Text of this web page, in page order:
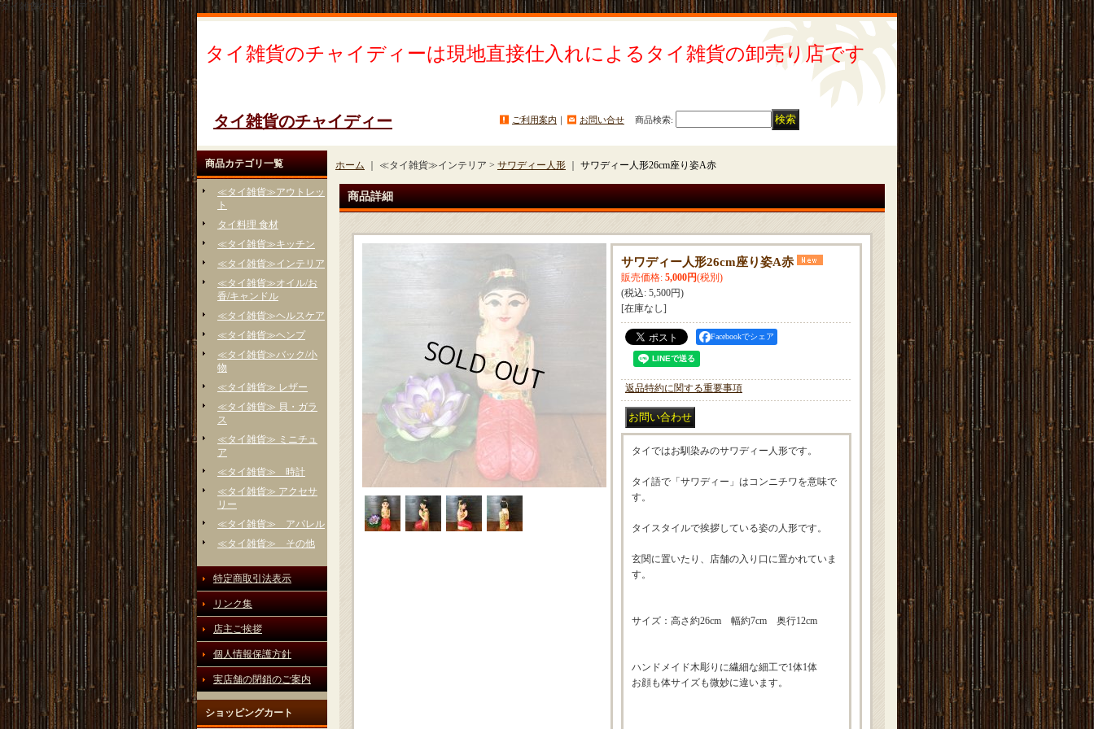
タイ雑貨のチャイディー
タイ雑貨のチャイディーは現地直接仕入れによるタイ雑貨の卸売り店です
タイ雑貨のチャイディー ご利用案内 ｜ お問い合せ 商品検索:
商品カテゴリ一覧
≪タイ雑貨≫アウトレッ
ト
タイ料理 食材
≪タイ雑貨≫キッチン
≪タイ雑貨≫インテリア
≪タイ雑貨≫オイル/お
香/キャンドル
≪タイ雑貨≫ヘルスケア
≪タイ雑貨≫ヘンプ
≪タイ雑貨≫バック/小
物
≪タイ雑貨≫ レザー
≪タイ雑貨≫ 貝・ガラ
ス
≪タイ雑貨≫ ミニチュ
ア
≪タイ雑貨≫ 時計
≪タイ雑貨≫ アクセサ
リー
≪タイ雑貨≫ アパレル
≪タイ雑貨≫ その他
特定商取引法表示
リンク集
店主ご挨拶
個人情報保護方針
実店舗の閉鎖のご案内
ショッピングカート
ホーム ｜ ≪タイ雑貨≫インテリア > サワディー人形 サワディー人形26cm座り姿A赤
商品詳細
サワディー人形26cm座り姿A赤
販売価格: 5,000円(税別)
(税込: 5,500円)
[在庫なし]
Facebookでシェア
返品特約に関する重要事項
タイではお馴染みのサワディー人形です。
タイ語で「サワディー」はコンニチワを意味で
す。
タイスタイルで挨拶している姿の人形です。
玄関に置いたり、店舗の入り口に置かれていま
す。
サイズ：高さ約26cm 幅約7cm 奥行12cm
ハンドメイド木彫りに繊細な細工で1体1体
お顔も体サイズも微妙に違います。